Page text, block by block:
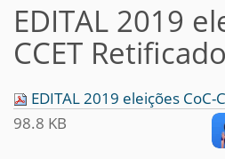
EDITAL 2019
CCET
EDITAL 2019 eleições CoC-
98.8 KB